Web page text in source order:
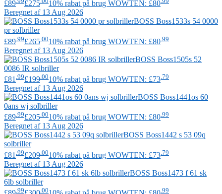
£89
£275 10% rabat på brug WOWTEN: £80
Beregnet af 13 Aug 2026
BOSS Boss1533s 54 0000
pr solbriller
£89 .99£265 .0010% rabat på brug WOWTEN: £80 .99
Beregnet af 13 Aug 2026
BOSS Boss1505s 52
0086 IR solbriller
£81 .99£199 .0010% rabat på brug WOWTEN: £73 .79
Beregnet af 13 Aug 2026
BOSS Boss1441os 60
0ans wj solbriller
£89 .99£205 .0010% rabat på brug WOWTEN: £80 .99
Beregnet af 13 Aug 2026
BOSS Boss1442 s 53 09q
solbriller
£81 .99£209 .0010% rabat på brug WOWTEN: £73 .79
Beregnet af 13 Aug 2026
BOSS Boss1473 f 61 sk
6lb solbriller
.99 .00 .99